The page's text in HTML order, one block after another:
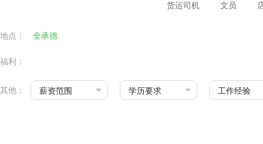
货运司机 文员
地点： 全承德
福利：
其他： 薪资范围 学历要求 工作经验